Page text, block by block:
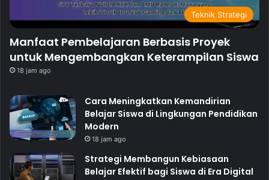
Teknik Strategi
Manfaat Pembelajaran Berbasis Proyek
untuk Mengembangkan Keterampilan Siswa
18 jam ago
Cara Meningkatkan Kemandirian
Belajar Siswa di Lingkungan Pendidikan
Modern
18 jam ago
Strategi Membangun Kebiasaan
Belajar Efektif bagi Siswa di Era Digital